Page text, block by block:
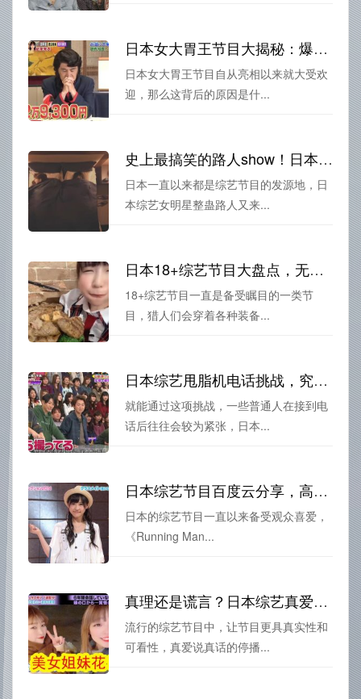
日本女大胃王节目大揭秘：爆红背后的秘密
日本女大胃王节目自从亮相以来就大受欢
迎，那么这背后的原因是什...
史上最搞笑的路人show！日本综艺女明星整蛊路人又来开心一夏
日本一直以来都是综艺节目的发源地，日
本综艺女明星整蛊路人又来...
日本18+综艺节目大盘点，无节操的“绝对猎人”消费你的荷包
18+综艺节目一直是备受瞩目的一类节
目，猎人们会穿着各种装备...
日本综艺甩脂机电话挑战，究竟有多少人能完成？
就能通过这项挑战，一些普通人在接到电
话后往往会较为紧张，日本...
日本综艺节目百度云分享，高质量节目供您观赏
日本的综艺节目一直以来备受观众喜爱，
《Running Man...
真理还是谎言？日本综艺真爱说真话只有一季的真实效应难以评估
流行的综艺节目中，让节目更具真实性和
可看性，真爱说真话的停播...